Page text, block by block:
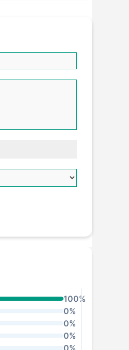
100%
0%
0%
0%